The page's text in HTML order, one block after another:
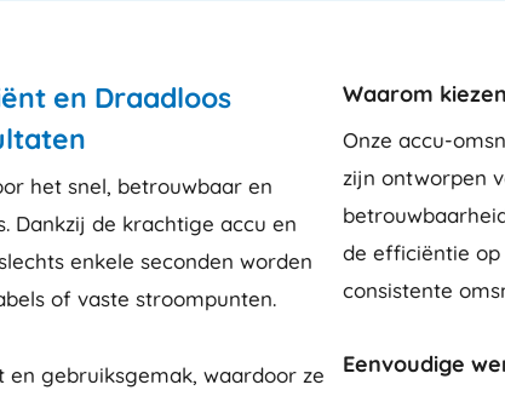
en Draadloos
het snel, betrouwbaar en
Dankzij de krachtige accu en
enkele seconden worden
of vaste stroompunten.
gebruiksgemak, waardoor ze
Waarom
Onze accu-
zijn ontworpen
de efficiëntie
consistente
Eenvoudige